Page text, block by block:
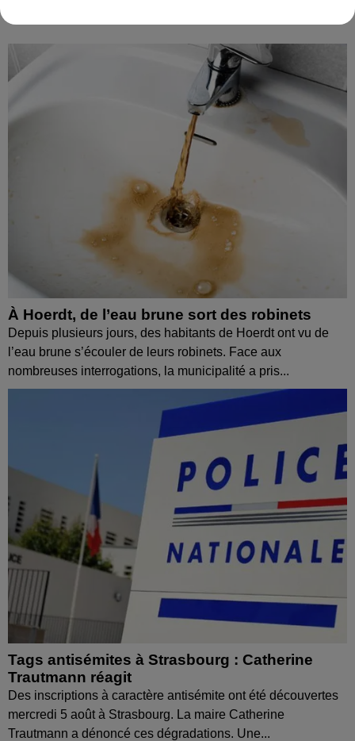
À Hoerdt, de l’eau brune sort des robinets
Depuis plusieurs jours, des habitants de Hoerdt ont vu de
l’eau brune s’écouler de leurs robinets. Face aux
nombreuses interrogations, la municipalité a pris...
Tags antisémites à Strasbourg : Catherine
Trautmann réagit
Des inscriptions à caractère antisémite ont été découvertes
mercredi 5 août à Strasbourg. La maire Catherine
Trautmann a dénoncé ces dégradations. Une...